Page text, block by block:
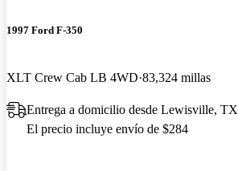
1997 Ford F-350
XLT Crew Cab LB 4WD 83,324 millas
Entrega a domicilio desde Lewisville, TX
El precio incluye envío de $284